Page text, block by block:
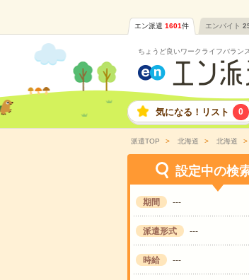
エン派遣 1601件 エンバイト
ちょうど良いワークライフバラン
気になる！リスト 0
派遣TOP 北海道 北海道
設定中の検
期間 ---
派遣形式 ---
時給 ---